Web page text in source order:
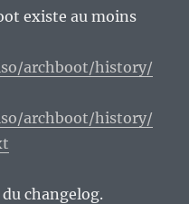
existe au moins
archboot/history/
archboot/history/
changelog.